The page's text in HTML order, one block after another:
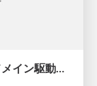
今こそ聞きたいソフトウェア設計 ドメイン駆動設計再入門